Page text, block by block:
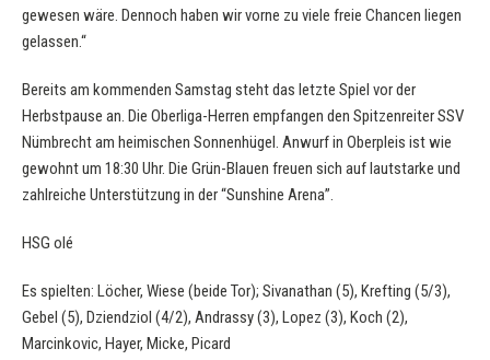
gewesen wäre. Dennoch haben wir vorne zu viele freie Chancen liegen
gelassen.“
Bereits am kommenden Samstag steht das letzte Spiel vor der
Herbstpause an. Die Oberliga-Herren empfangen den Spitzenreiter SSV
Nümbrecht am heimischen Sonnenhügel. Anwurf in Oberpleis ist wie
gewohnt um 18:30 Uhr. Die Grün-Blauen freuen sich auf lautstarke und
zahlreiche Unterstützung in der “Sunshine Arena”.
HSG olé
Es spielten: Löcher, Wiese (beide Tor); Sivanathan (5), Krefting (5/3),
Gebel (5), Dziendziol (4/2), Andrassy (3), Lopez (3), Koch (2),
Marcinkovic, Hayer, Micke, Picard